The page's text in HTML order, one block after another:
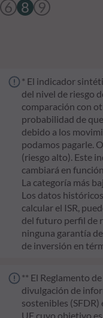
6 8 9
* El indicador
del nivel de riesgo
comparación con
probabilidad de
debido a los
podamos pagarle.
(riesgo alto). Este
cambiará en
La categoría más
Los datos
calcular el ISR,
del futuro perfil de
ninguna garantía
de inversión en
** El Reglamento
divulgación de
sostenibles
UE cuyo objetivo